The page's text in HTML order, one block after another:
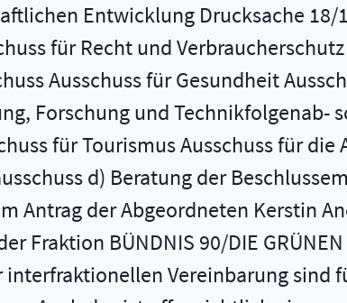
Entwicklung Drucksache
für Recht und
Ausschuss für Gesundheit
Forschung und
für Tourismus Ausschuss für
d) Beratung der
Antrag der Abgeordneten Kerstin
Fraktion BÜNDNIS 90/DIE
interfraktionellen Vereinbarung sind